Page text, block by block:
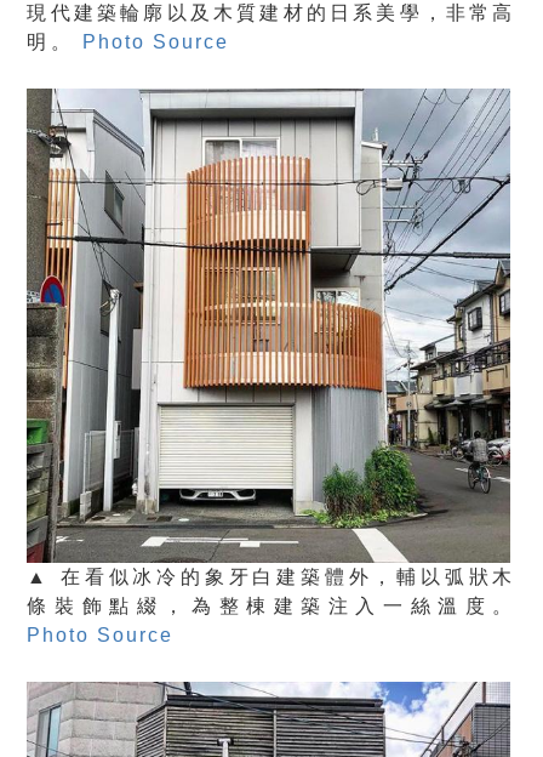
現代建築輪廓以及木質建材的日系美學，非常高
明。
Photo Source
▲ 在看似冰冷的象牙白建築體外，輔以弧狀木
條裝飾點綴，為整棟建築注入一絲溫度。
Photo Source